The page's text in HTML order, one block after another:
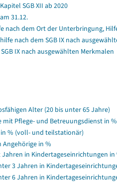
SGB XII ab 2020
31.12.
nach dem Ort der Unterbringung,
nach dem SGB IX nach
IX nach ausgewählten Merkmalen
Alter (20 bis unter 65 Jahre)
Pflege- und Betreuungsdienst in %
% (voll- und teilstationär)
in %
in Kindertageseinrichtungen in
3 Jahren in
6 Jahren in